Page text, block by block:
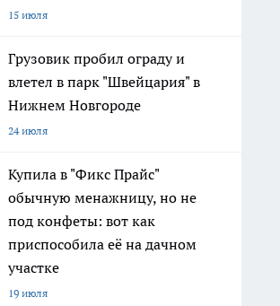
15 июля
Грузовик пробил ограду и
влетел в парк "Швейцария" в
Нижнем Новгороде
24 июля
Купила в "Фикс Прайс"
обычную менажницу, но не
под конфеты: вот как
приспособила её на дачном
участке
19 июля